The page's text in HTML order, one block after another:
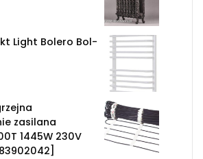
Light Bolero Bol-
zasilana
1445W 230V